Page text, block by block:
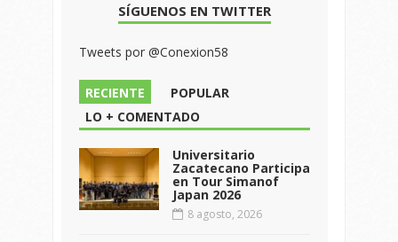
SÍGUENOS EN TWITTER
Tweets por @Conexion58
RECIENTE
POPULAR
LO + COMENTADO
Universitario
Zacatecano Participa
en Tour Simanof
Japan 2026
8 agosto, 2026